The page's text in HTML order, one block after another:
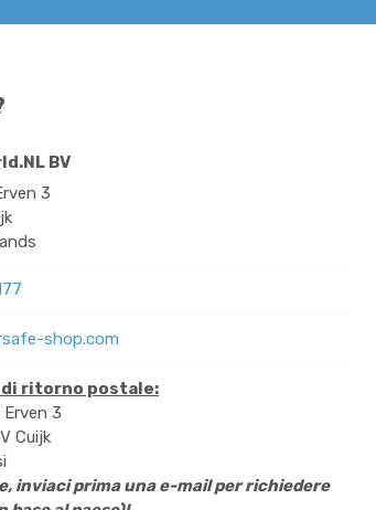
BV
3
shop.com
di ritorno postale:
Erven 3
Cuijk
inviaci prima una e-mail per richiedere